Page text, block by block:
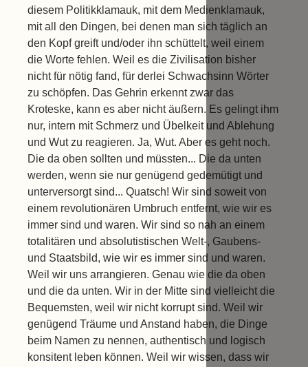
diesem Politikklamauk, mit dem Medienklamauk,
mit all den Dingen, bei denen man sich täglich an
den Kopf greift und/oder ihn schüttelt, weil einem
die Worte fehlen. Weil es die Zivilisation bisher
nicht für nötig fand, für derlei Schwachsinn Wörter
zu schöpfen. Das Gehrin erkennt zwar das
Kroteske, kann es aber nicht äußern. Es gelingt ihm
nur, intern mit Schmerz und Übelkeit und Ablehung
und Wut zu reagieren. Ja, Wut. Aber es geht noch.
Die da oben sollten und müssten... Die da unten
werden, wenn sie nur genügend gedemütigt und
unterversorgt sind... Quatsch! Wir sind soweit von
einem revolutionären Umbruch entfernt, wie wir es
immer sind und waren. Wir sind so nah an einem
totalitären und absolutistischen Welt-, Gaubens-
und Staatsbild, wie wir es immer sind und waren.
Weil wir uns arrangieren. Genau wie die da oben
und die da unten. Wir in der Mitte sind vielleicht die
Bequemsten, weil wir nicht korrupt sind. Weil wir
genügend Träume und Anstand haben, die Dinge
beim Namen zu nennen, authentisch und logisch
konsitent leben können. Weil wir wissen, dass wir